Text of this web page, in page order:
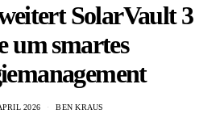
SolarVault 3
um smartes
2026 BEN KRAUS